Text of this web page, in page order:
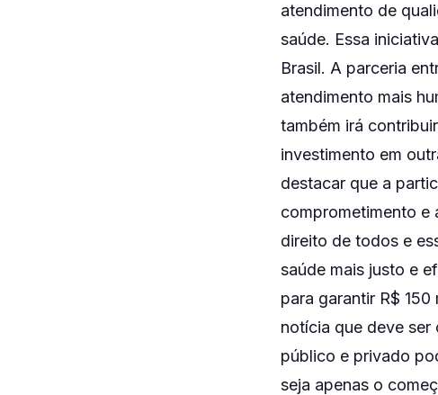
atendimento de
saúde. Essa
Brasil. A parceria
atendimento mais
também irá
investimento em
destacar que a
comprometimento e
direito de todos e
saúde mais justo e
para garantir R$
notícia que deve ser
público e privado
seja apenas o